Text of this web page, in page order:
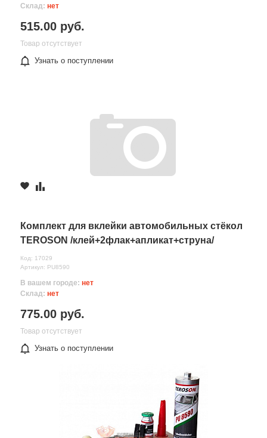
Склад: нет
515.00 руб.
Товар отсутствует
Узнать о поступлении
Комплект для вклейки автомобильных стёкол
TEROSON /клей+2флак+апликат+струна/
Код: 17029
Артикул: PU8590
В вашем городе: нет
Склад: нет
775.00 руб.
Товар отсутствует
Узнать о поступлении